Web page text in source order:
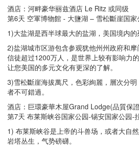
酒店：河畔豪华丽兹酒店 Le Ritz 或同级
第6天 空軍博物館 - 大鹽湖 – 雪松斷崖国家
1)大盐湖是西半球最大的盐湖，美国境内
2)盐湖城市区游包含参观犹他州州政府和
信徒超过1200万人，是世界上较有影响力
让您美国的多元文化有更深的了解。
3)雪松斷崖海拔萬尺，色彩絢麗，層次分
者不可錯過。
酒店：巨環豪華木屋Grand Lodge(品質保證
第7天 布莱斯峡谷国家公园-锡安国家公园-
1) 布莱斯峡谷是上帝的斗兽场，或者大自
岩塔丛生，气势磅礴。